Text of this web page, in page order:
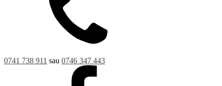
0741 738 911 sau 0746 347 443